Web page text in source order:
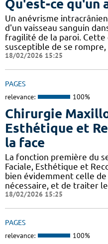
Qu'est-ce qu'un
Un anévrisme
d'un vaisseau sanguin
fragilité de la paroi.
susceptible de se
18/02/2026 15:25
PAGES
relevance: 100%
Chirurgie
Esthétique et
la face
La fonction première du
Faciale, Esthétique et
bien évidemment celle
nécessaire, et de traiter
18/02/2026 15:25
PAGES
relevance: 100%